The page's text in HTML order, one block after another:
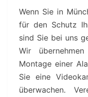
Wenn Sie in
für den Schutz
sind Sie bei uns
Wir
Montage einer
Sie eine
überwachen.